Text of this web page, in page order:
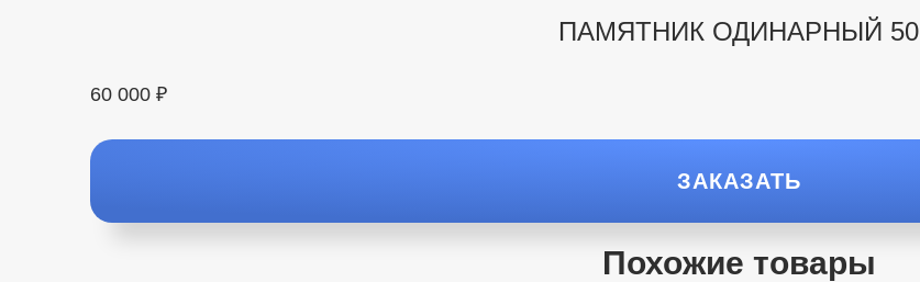
ПАМЯТНИК ОДИНАРНЫЙ 50
60 000 ₽
ЗАКАЗАТЬ
Похожие товары